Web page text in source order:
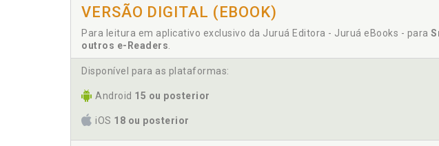
VERSÃO DIGITAL (EBOOK)
Para leitura em aplicativo exclusivo da Juruá Editora - Juruá eBooks - para
outros e-Readers
Disponível para as plataformas:
Android 15 ou posterior
iOS 18 ou posterior